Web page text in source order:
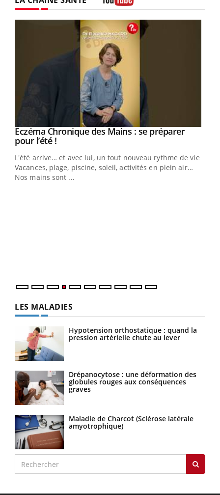
Youtube
Eczéma Chronique des Mains : se préparer
pour l’été !Youtube
L'été arrive… et avec lui, un tout nouveau rythme de vie !
Vacances, plage, piscine, soleil, activités en plein air…
Nos mains sont ...
LES MALADIES
Hypotension orthostatique : quand la
pression artérielle chute au lever
Drépanocytose : une déformation des
globules rouges aux conséquences
graves
Maladie de Charcot (Sclérose latérale
amyotrophique)